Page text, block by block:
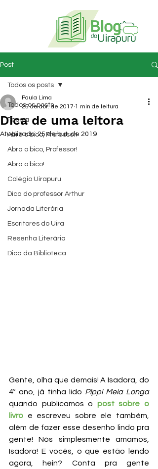
Post
Todos os posts
Poesia
Abre o bico, Professor!
Abra o bico, Professor!
Abra o bico!
Colégio Uirapuru
Dica do professor Arthur
Jornada Literária
Escritores do Uira
Resenha Literária
Dica da Biblioteca
Todos os posts
Dica de uma leitora
Paula Lima
25 de abr. de 2017 1 min de leitura
Atualizado:25 de out. de 2019
Gente, olha que demais! A Isadora, do
4º ano, já tinha lido Píppi Meia Longa
quando publicamos o post sobre o
livro e escreveu sobre ele também,
além de fazer esse desenho lindo pra
gente! Nós simplesmente amamos,
Isadora! E vocês, o que estão lendo
agora, hein? Conta pra gente